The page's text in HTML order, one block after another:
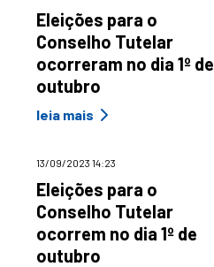
Eleições para o
Conselho Tutelar
ocorreram no dia 1º de
outubro
leia mais
13/09/2023 14:23
Eleições para o
Conselho Tutelar
ocorrem no dia 1º de
outubro